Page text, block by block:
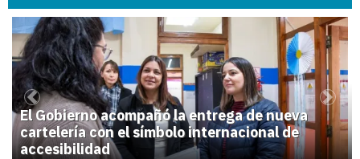
1
El Gobierno acompañó la entrega de nueva
cartelería con el símbolo internacional de
accesibilidad
Previous Next